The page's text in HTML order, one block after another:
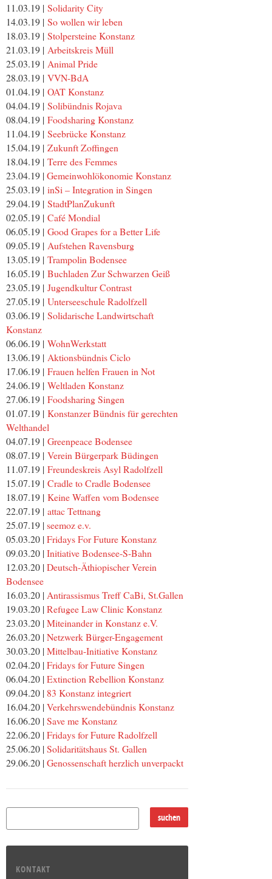
11.03.19 | Solidarity City
14.03.19 | So wollen wir leben
18.03.19 | Stolpersteine Konstanz
21.03.19 | Arbeitskreis Müll
25.03.19 | Animal Pride
28.03.19 | VVN-BdA
01.04.19 | OAT Konstanz
04.04.19 | Solibündnis Rojava
08.04.19 | Foodsharing Konstanz
11.04.19 | Seebrücke Konstanz
15.04.19 | Zukunft Zoffingen
18.04.19 | Terre des Femmes
23.04.19 | Gemeinwohlökonomie Konstanz
25.03.19 | inSi – Integration in Singen
29.04.19 | StadtPlanZukunft
02.05.19 | Café Mondial
06.05.19 | Good Grapes for a Better Life
09.05.19 | Aufstehen Ravensburg
13.05.19 | Trampolin Bodensee
16.05.19 | Buchladen Zur Schwarzen Geiß
23.05.19 | Jugendkultur Contrast
27.05.19 | Unterseeschule Radolfzell
03.06.19 | Solidarische Landwirtschaft
Konstanz
06.06.19 | WohnWerkstatt
13.06.19 | Aktionsbündnis Ciclo
17.06.19 | Frauen helfen Frauen in Not
24.06.19 | Weltladen Konstanz
27.06.19 | Foodsharing Singen
01.07.19 | Konstanzer Bündnis für gerechten
Welthandel
04.07.19 | Greenpeace Bodensee
08.07.19 | Verein Bürgerpark Büdingen
11.07.19 | Freundeskreis Asyl Radolfzell
15.07.19 | Cradle to Cradle Bodensee
18.07.19 | Keine Waffen vom Bodensee
22.07.19 | attac Tettnang
25.07.19 | seemoz e.v.
05.03.20 | Fridays For Future Konstanz
09.03.20 | Initiative Bodensee-S-Bahn
12.03.20 | Deutsch-Äthiopischer Verein
Bodensee
16.03.20 | Antirassismus Treff CaBi, St.Gallen
19.03.20 | Refugee Law Clinic Konstanz
23.03.20 | Miteinander in Konstanz e.V.
26.03.20 | Netzwerk Bürger-Engagement
30.03.20 | Mittelbau-Initiative Konstanz
02.04.20 | Fridays for Future Singen
06.04.20 | Extinction Rebellion Konstanz
09.04.20 | 83 Konstanz integriert
16.04.20 | Verkehrswendebündnis Konstanz
16.06.20 | Save me Konstanz
22.06.20 | Fridays for Future Radolfzell
25.06.20 | Solidaritätshaus St. Gallen
29.06.20 | Genossenschaft herzlich unverpackt
KONTAKT